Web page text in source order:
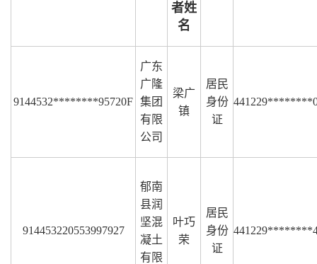
者姓
名
9144532********95720F
广东
广隆
集团
有限
公司
梁广
镇
居民
身份
证
914453220553997927
郁南
县润
坚混
凝土
有限
叶巧
荣
居民
身份
证